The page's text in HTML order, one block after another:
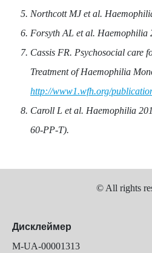
Northcott MJ et al.
Forsyth AL et al. Haemophilia
Cassis FR. Psychosocial care
Treatment of Haemophilia
http://www1.wfh.org/
Caroll L et al. Haemophilia
60-PP-T).
© All rights
Дисклеймер
M-UA-00001313